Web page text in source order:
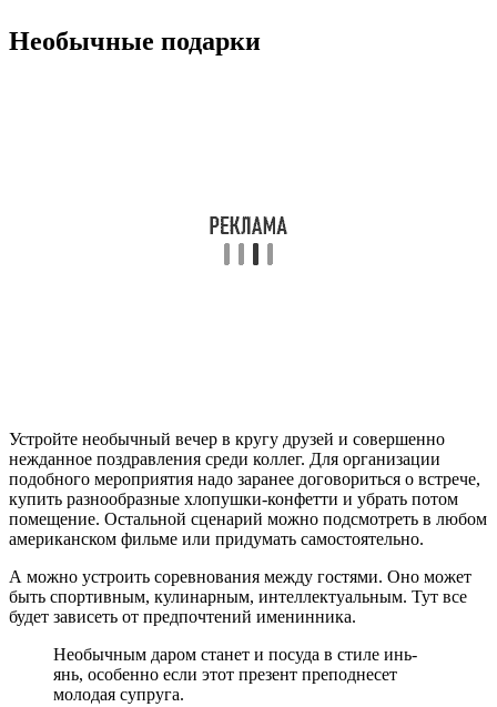
Необычные подарки
Устройте необычный вечер в кругу друзей и совершенно
нежданное поздравления среди коллег. Для организации
подобного мероприятия надо заранее договориться о встрече,
купить разнообразные хлопушки-конфетти и убрать потом
помещение. Остальной сценарий можно подсмотреть в любом
американском фильме или придумать самостоятельно.
А можно устроить соревнования между гостями. Оно может
быть спортивным, кулинарным, интеллектуальным. Тут все
будет зависеть от предпочтений именинника.
Необычным даром станет и посуда в стиле инь-
янь, особенно если этот презент преподнесет
молодая супруга.